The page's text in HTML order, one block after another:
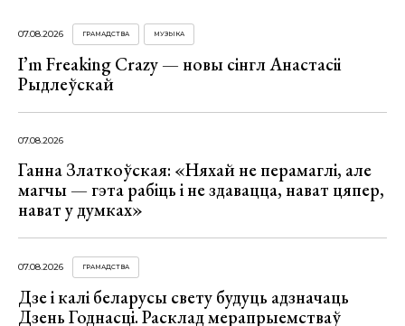
07.08.2026 ГРАМАДСТВА МУЗЫКА
I’m Freaking Crazy — новы сінгл Анастасіі
Рыдлеўскай
07.08.2026
Ганна Златкоўская: «Няхай не перамаглі, але
магчы — гэта рабіць і не здавацца, нават цяпер,
нават у думках»
07.08.2026 ГРАМАДСТВА
Дзе і калі беларусы свету будуць адзначаць
Дзень Годнасці. Расклад мерапрыемстваў